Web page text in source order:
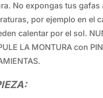
No expongas tus gafas
por ejemplo en el
calentar por el sol.
LA MONTURA con